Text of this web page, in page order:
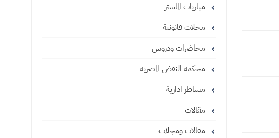
مباريات الماستر
مجلات قانونية
محاضرات ودروس
محكمة النقض المصرية
مساطر ادارية
مقالات
مقالات ومجلات